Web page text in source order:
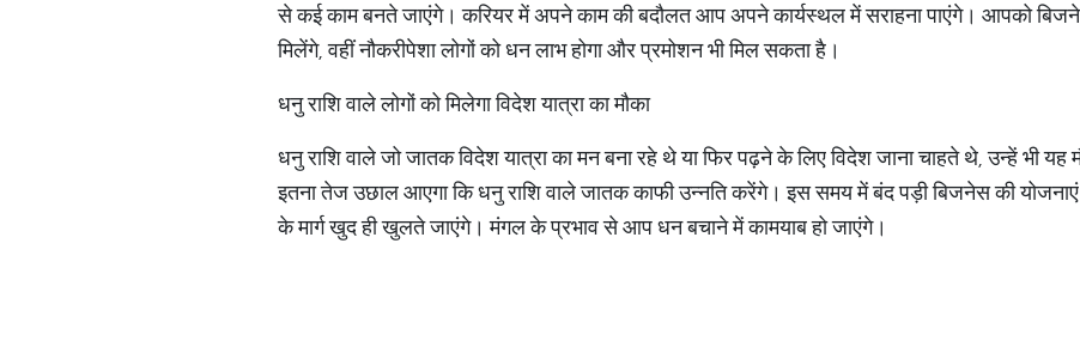
से कई काम बनते जाएंगे। करियर में अपने काम की बदौलत आप अपने कार्यस्थल में सराहना पाएंगे। आपको
मिलेंगे, वहीं नौकरीपेशा लोगों को धन लाभ होगा और प्रमोशन भी मिल सकता है।
​धनु राशि वाले लोगों को मिलेगा विदेश यात्रा का मौका​
धनु राशि वाले जो जातक विदेश यात्रा का मन बना रहे थे या फिर पढ़ने के लिए विदेश जाना चाहते थे, उन्हें भी यह
इतना तेज उछाल आएगा कि धनु राशि वाले जातक काफी उन्नति करेंगे। इस समय में बंद पड़ी बिजनेस की योजनाएं
के मार्ग खुद ही खुलते जाएंगे। मंगल के प्रभाव से आप धन बचाने में कामयाब हो जाएंगे।